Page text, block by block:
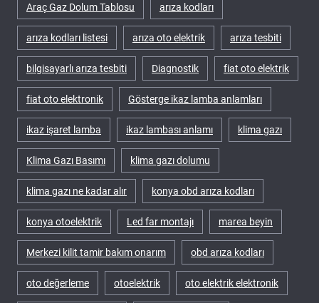
Araç Gaz Dolum Tablosu arıza kodları
arıza kodları listesi arıza oto elektrik arıza tesbiti
bilgisayarlı arıza tesbiti Diagnostik fiat oto elektrik
fiat oto elektronik Gösterge ikaz lamba anlamları
ikaz işaret lamba ikaz lambası anlamı klima gazı
Klima Gazı Basımı klima gazı dolumu
klima gazı ne kadar alır konya obd arıza kodları
konya otoelektrik Led far montajı marea beyin
Merkezi kilit tamir bakım onarım obd arıza kodları
oto değerleme otoelektrik oto elektrik elektronik